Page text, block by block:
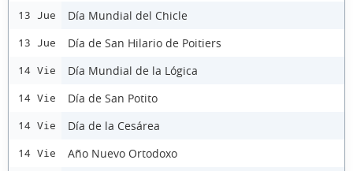
13 Jue Día Mundial del Chicle
13 Jue Día de San Hilario de Poitiers
14 Vie Día Mundial de la Lógica
14 Vie Día de San Potito
14 Vie Día de la Cesárea
14 Vie Año Nuevo Ortodoxo